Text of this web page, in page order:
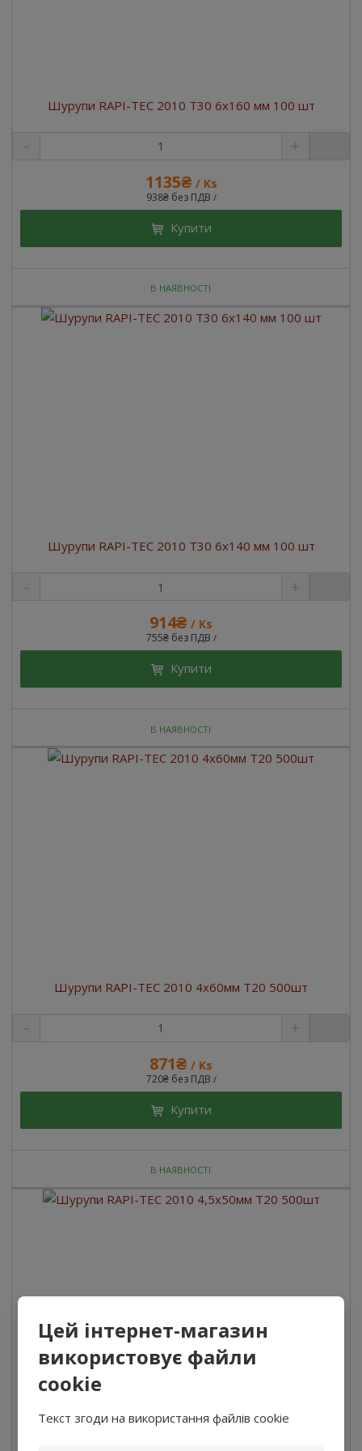
Цей інтернет-магазин
використовує файли
cookie
Текст згоди на використання файлів cookie
Шурупи RAPI-TEC 2010 T30 6x160 мм 100 шт
1135₴ / Ks
938₴ без ПДВ /
Купити
В НАЯВНОСТІ
Шурупи RAPI-TEC 2010 T30 6x140 мм 100 шт
914₴ / Ks
755₴ без ПДВ /
Купити
В НАЯВНОСТІ
Шурупи RAPI-TEC 2010 4x60мм T20 500шт
871₴ / Ks
720₴ без ПДВ /
Купити
В НАЯВНОСТІ
Шурупи RAPI-TEC 2010 4,5x50мм T20 500шт